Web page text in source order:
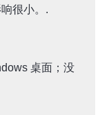
很小。.
桌面；没